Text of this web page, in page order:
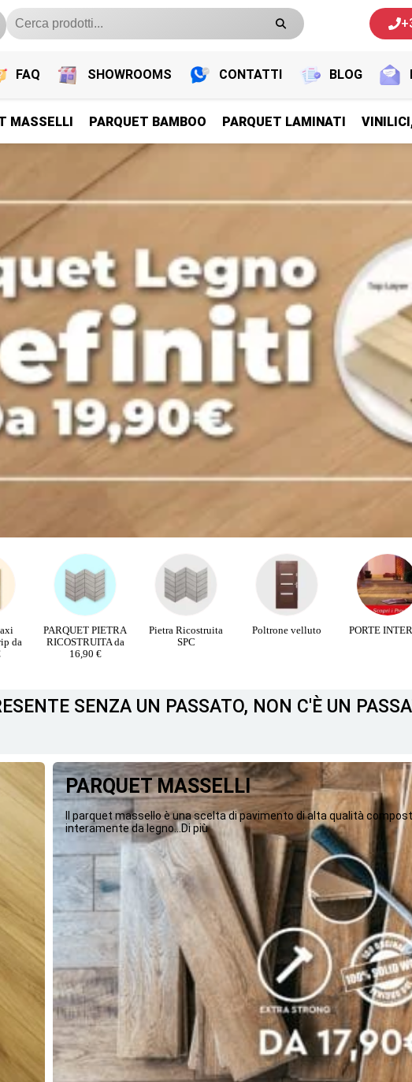
FAQ SHOWROOMS CONTATTI BLOG
PARQUET PREFINITI
Parquet Legno Prefiniti
MASSELLI PARQUET BAMBOO PARQUET LAMINATI
PARQUET PREFINITI
Parquet Legno Prefiniti
da
Pietra Ricostruita
SPC
Poltrone velluto PORTE INTERNE
SENZA UN PASSATO, NON C'È UN
PARQUET MASSELLI
Il parquet massello è una scelta di pavimento di alta qualità
interamente da legno...Di più